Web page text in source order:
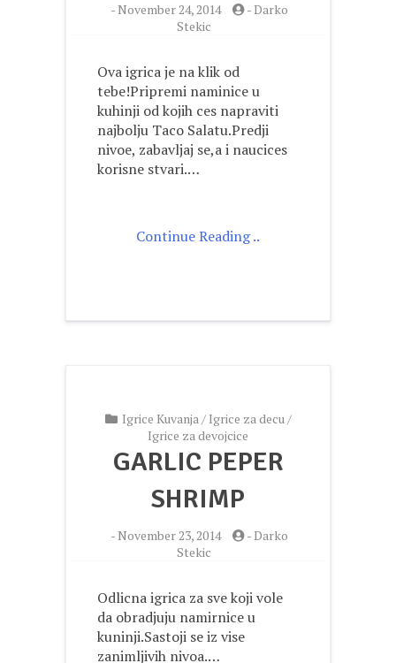
-November 24, 2014 -Darko
Stekic
Ova igrica je na klik od
tebe!Pripremi naminice u
kuhinji od kojih ces napraviti
najbolju Taco Salatu.Predji
nivoe, zabavljaj se,a i naucices
korisne stvari.…
Continue Reading ..
Igrice Kuvanja/ Igrice za decu/
Igrice za devojcice
GARLIC PEPER
SHRIMP
-November 23, 2014 -Darko
Stekic
Odlicna igrica za sve koji vole
da obradjuju namirnice u
kuninji.Sastoji se iz vise
zanimljivih nivoa.…